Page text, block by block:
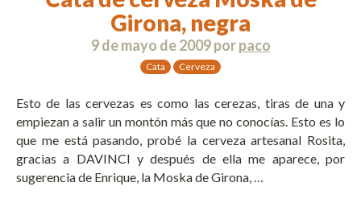
Girona, negra
9 de mayo de 2009porpaco
Cata Cerveza
Esto de las cervezas es como las cerezas, tiras de una y
empiezan a salir un montón más que no conocías. Esto es lo
que me está pasando, probé la cerveza artesanal Rosita,
gracias a DAVINCI y después de ella me aparece, por
sugerencia de Enrique, la Moska de Girona, …